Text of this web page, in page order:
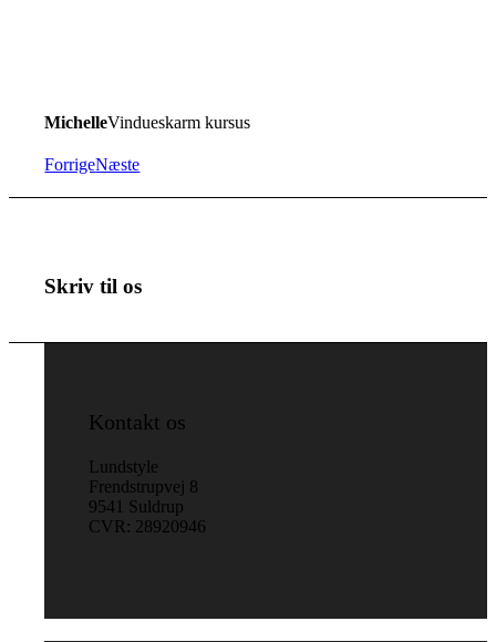
MichelleVindueskarm kursus
ForrigeNæste
Skriv til os
Kontakt os
Lundstyle
Frendstrupvej 8
9541 Suldrup
CVR: 28920946